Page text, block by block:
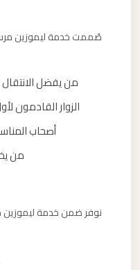
صُممت خدمة ليموزين
من يفضل
الزوار القادمون
أصحاب
من
نوفر ضمن خدمة ليموزين